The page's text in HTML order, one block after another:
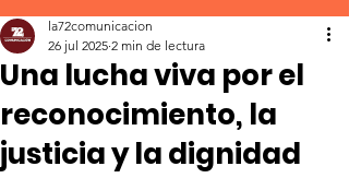
Una lucha viva por el
reconocimiento, la
justicia y la dignidad
la72comunicacion
26 jul 2025 2 min de lectura